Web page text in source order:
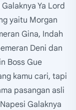
Ya Lord
yaitu Morgan
Gina, Indah
Deni dan
Boss Gue
kamu cari, tapi
pasangan asli
Galaknya